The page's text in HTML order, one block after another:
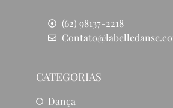
(62) 98137-2218
CATEGORIAS
Dança